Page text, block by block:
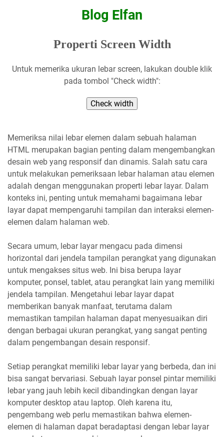
Blog Elfan
Properti Screen Width
Untuk memerika ukuran lebar screen, lakukan double klik
pada tombol "Check width":
Check width
Memeriksa nilai lebar elemen dalam sebuah halaman
HTML merupakan bagian penting dalam mengembangkan
desain web yang responsif dan dinamis. Salah satu cara
untuk melakukan pemeriksaan lebar halaman atau elemen
adalah dengan menggunakan properti lebar layar. Dalam
konteks ini, penting untuk memahami bagaimana lebar
layar dapat mempengaruhi tampilan dan interaksi elemen-
elemen dalam halaman web.
Secara umum, lebar layar mengacu pada dimensi
horizontal dari jendela tampilan perangkat yang digunakan
untuk mengakses situs web. Ini bisa berupa layar
komputer, ponsel, tablet, atau perangkat lain yang memiliki
jendela tampilan. Mengetahui lebar layar dapat
memberikan banyak manfaat, terutama dalam
memastikan tampilan halaman dapat menyesuaikan diri
dengan berbagai ukuran perangkat, yang sangat penting
dalam pengembangan desain responsif.
Setiap perangkat memiliki lebar layar yang berbeda, dan ini
bisa sangat bervariasi. Sebuah layar ponsel pintar memiliki
lebar yang jauh lebih kecil dibandingkan dengan layar
komputer desktop atau laptop. Oleh karena itu,
pengembang web perlu memastikan bahwa elemen-
elemen di halaman dapat beradaptasi dengan lebar layar